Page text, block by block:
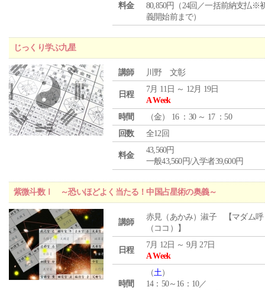
料金
80,850円（24回／一括前納支払※
義開始前まで）
じっくり学ぶ九星
講師 川野 文彰
日程
7月 11日 ～ 12月 19日
A Week
時間
（金） 16 ：30 ～ 17 ：50
回数
全12回
料金
43,560円
一般43,560円/入学者39,600円
紫微斗数Ⅰ ～恐いほどよく当たる！中国占星術の奥義～
講師
赤見（あかみ）淑子 【マダム呼
（ココ）】
日程
7月 12日 ～ 9月 27日
A Week
時間
（土）
14：50～16：10／